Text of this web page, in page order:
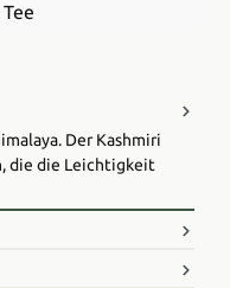
Der Kashmiri
die die Leichtigkeit